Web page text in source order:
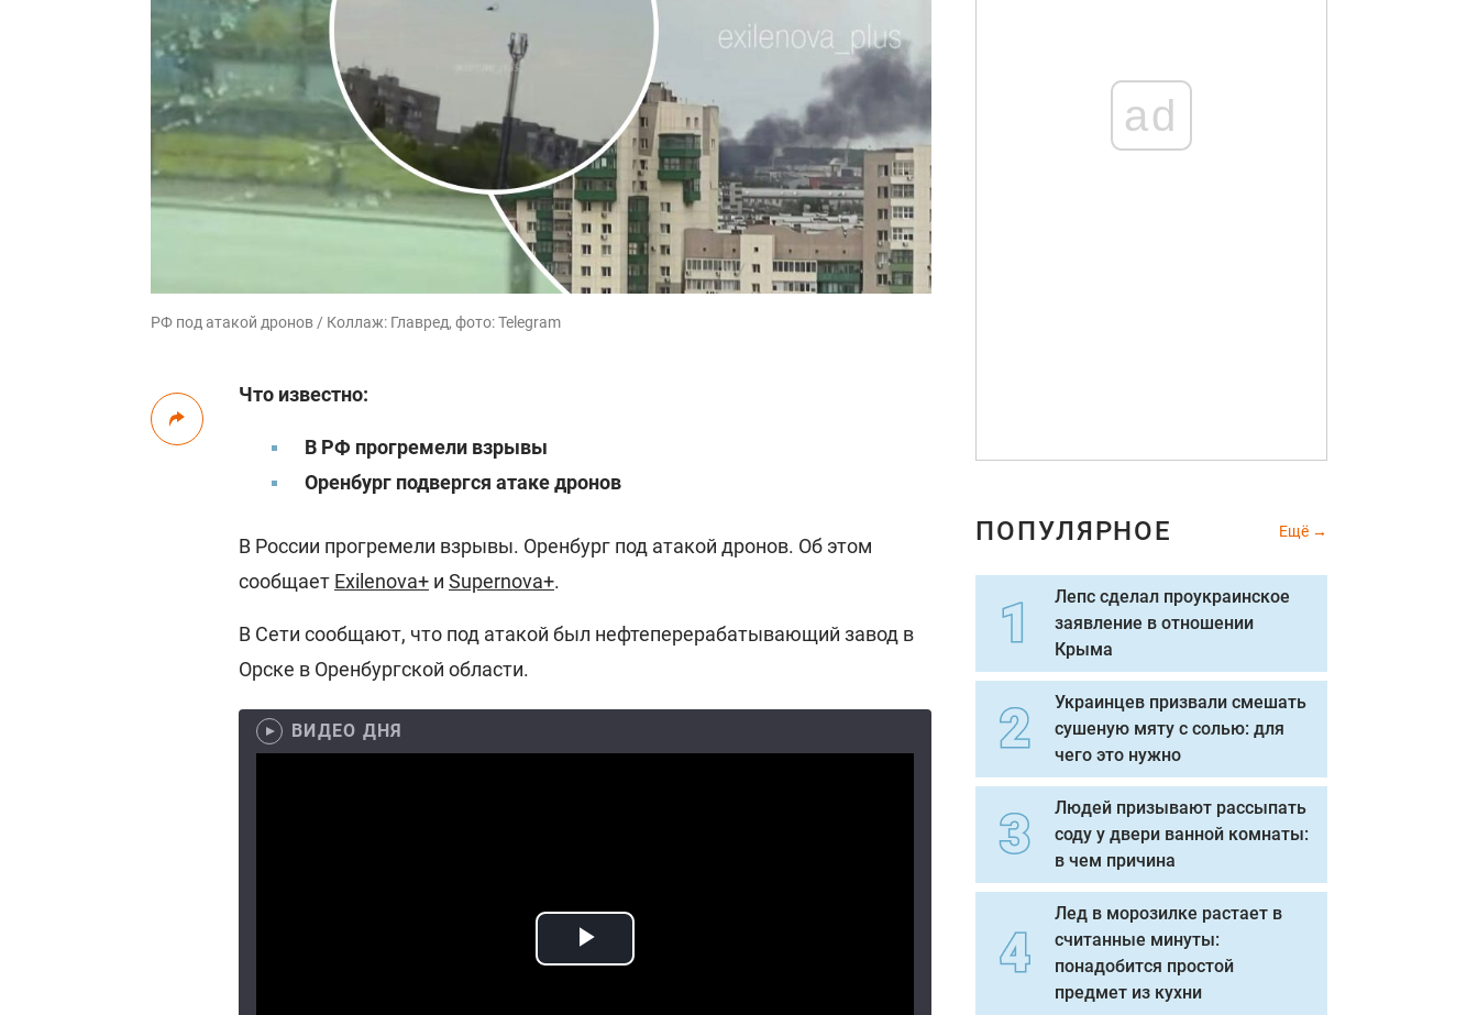
РФ под атакой дронов / Коллаж: Главред, фото: Telegram
Что известно:
В РФ прогремели взрывы
Оренбург подвергся атаке дронов
В России прогремели взрывы. Оренбург под атакой дронов. Об этом
сообщает Exilenova+ и Supernova+.
В Сети сообщают, что под атакой был нефтеперерабатывающий завод в
Орске в Оренбургской области.
ВИДЕО ДНЯ
ad
ПОПУЛЯРНОЕ Ещё
Лепс сделал проукраинское
заявление в отношении
Крыма
Украинцев призвали смешать
сушеную мяту с солью: для
чего это нужно
Людей призывают рассыпать
соду у двери ванной комнаты:
в чем причина
Лед в морозилке растает в
считанные минуты:
понадобится простой
предмет из кухни